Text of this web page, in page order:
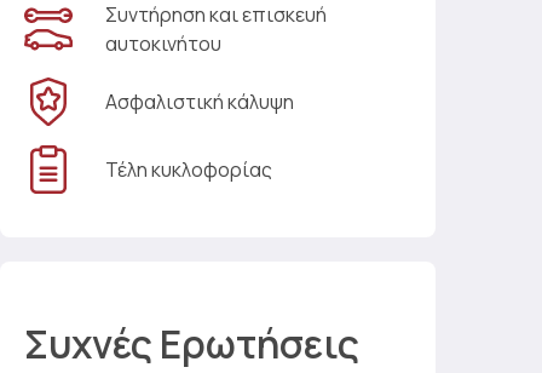
Συντήρηση και επισκευή
αυτοκινήτου
Ασφαλιστική κάλυψη
Τέλη κυκλοφορίας
Συχνές Ερωτήσεις